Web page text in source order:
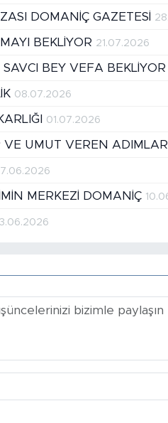
DOMANİÇ GAZETESİ
BEKLİYOR 21.07.2026
BEY VEFA BEKLİYOR
08.07.2026
01.07.2026
VE UMUT VEREN ADIMLAR
MERKEZİ DOMANİÇ